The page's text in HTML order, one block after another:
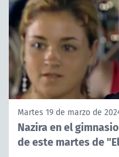
Martes 19 de marzo de
Nazira en el
de este martes de